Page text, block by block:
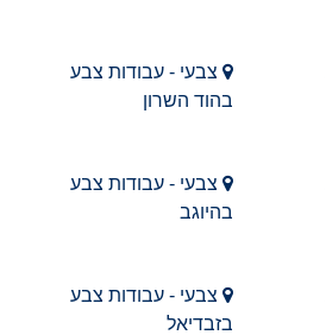
צבעי - עבודות צבע
בהוד השרון
צבעי - עבודות צבע
בהיוגב
צבעי - עבודות צבע
בזבדיאל